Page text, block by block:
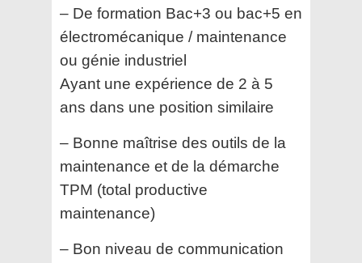
– De formation Bac+3 ou bac+5 en
électromécanique / maintenance
ou génie industriel
Ayant une expérience de 2 à 5
ans dans une position similaire
– Bonne maîtrise des outils de la
maintenance et de la démarche
TPM (total productive
maintenance)
– Bon niveau de communication